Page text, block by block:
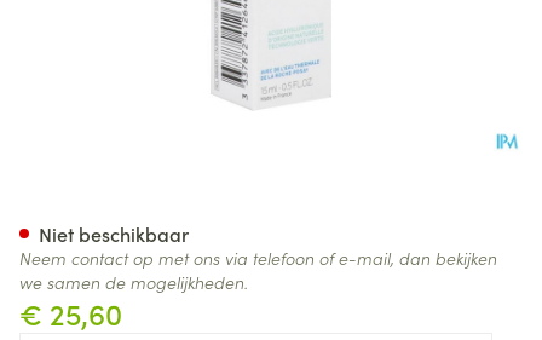
€ 25,60
Niet beschikbaar
Neem contact op met ons via telefoon of e-mail, dan bekijken
we samen de mogelijkheden.